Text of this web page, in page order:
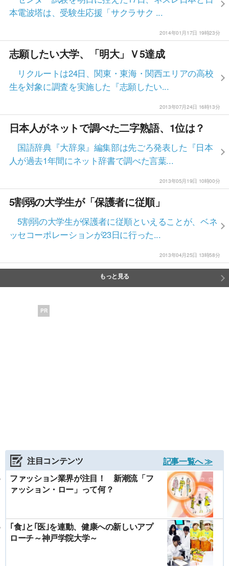
本電波塔は、受験生応援「サクラサク ...
2014年01月17日 19時23分
志願したい大学、「明大」Ｖ5達成
リクルートは24日、関東・東海・関西エリアの高校
生を対象に調査を実施した『志願したい...
2013年07月24日 16時13分
日本人がネットで調べた二字熟語、1位は？
国語辞典『大辞泉』編集部は先ごろ発表した『日本
人が過去1年間にネット辞書で調べた言葉...
2013年05月19日 10時00分
5割弱の大学生が「保護者に従順」
5割弱の大学生が保護者に従順といえることが、ベネ
ッセコーポレーションが23日に行った...
2013年04月25日 13時58分
もっと見る
PR
注目コンテンツ
記事一覧へ ≫
ファッション業界が注目！ 新潮流「フ
ァッション・ロー」って何？
｢食｣と｢医｣を連動、健康への新しいアプ
ローチ～神戸学院大学～